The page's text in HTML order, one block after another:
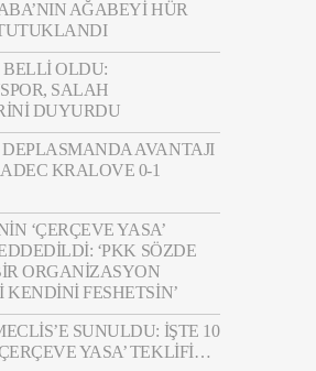
AĞABEYI HÜR
OLDU:
SALAH
DUYURDU
AVANTAJI
KRALOVE 0-1
‘ÇERÇEVE YASA’
‘PKK SÖZDE
ORGANIZASYON
FESHETSIN’
SUNULDU: İŞTE 10
YASA’ TEKLIFI…